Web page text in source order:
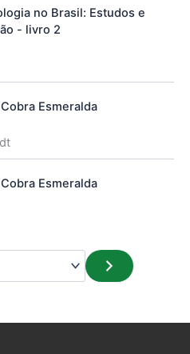
no Brasil: Estudos e
- livro 2
Esmeralda
Esmeralda